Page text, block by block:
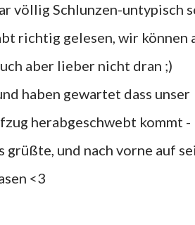
völlig Schlunzen-untypisch
richtig gelesen, wir können
aber lieber nicht dran ;)
herabgeschwebt kommt -
und nach vorne auf
<3